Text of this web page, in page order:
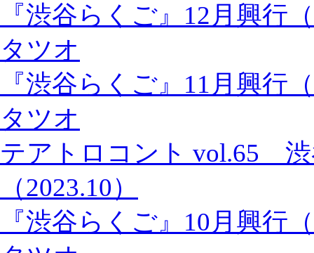
『渋谷らくご』12月興行
タツオ
『渋谷らくご』11月興行
タツオ
テアトロコント vol.65
（2023.10）
『渋谷らくご』10月興行